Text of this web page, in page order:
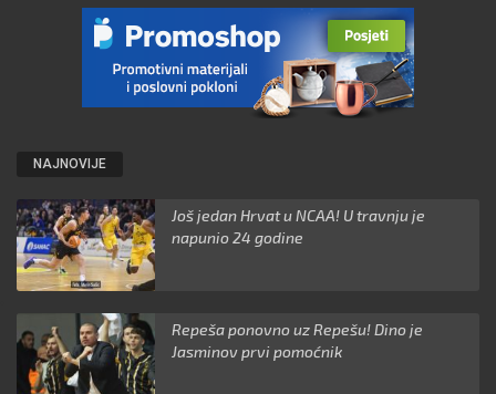
NAJNOVIJE
Još jedan Hrvat u NCAA! U travnju je
napunio 24 godine
Repeša ponovno uz Repešu! Dino je
Jasminov prvi pomoćnik